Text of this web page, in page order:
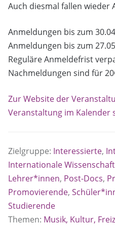
Auch diesmal fallen wieder
Anmeldungen bis zum
Anmeldungen bis zum
Reguläre Anmeldefrist
Nachmeldungen sind für
Zur Website der
Veranstaltung im Kalender
Zielgruppe: Interessierte,
Internationale
Lehrer*innen, Post-Docs,
Promovierende,
Studierende
Themen: Musik, Kultur,